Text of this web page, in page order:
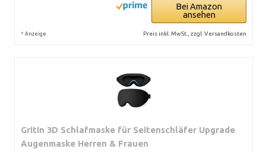
Bei Amazon
ansehen
* Anzeige Preis inkl. MwSt., zzgl. Versandkosten
Gritin 3D Schlafmaske für Seitenschläfer Upgrade
Augenmaske Herren & Frauen